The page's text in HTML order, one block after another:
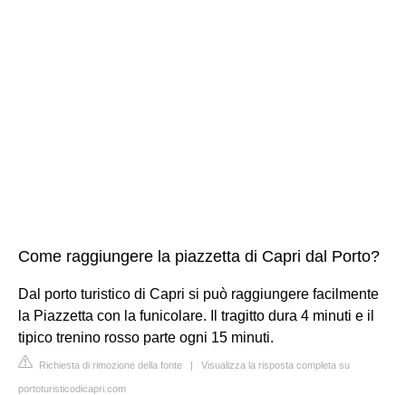
Come raggiungere la piazzetta di Capri dal Porto?
Dal porto turistico di Capri si può raggiungere facilmente
la Piazzetta con la funicolare. Il tragitto dura 4 minuti e il
tipico trenino rosso parte ogni 15 minuti.
Richiesta di rimozione della fonte | Visualizza la risposta completa su
portoturisticodicapri.com